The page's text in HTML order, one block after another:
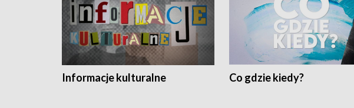
Informacje kulturalne Co gdzie kiedy?